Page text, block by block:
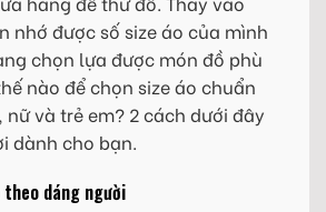
nhớ được số size áo của mình
chọn lựa được món đồ phù
nào để chọn size áo chuẩn
và trẻ em? 2 cách dưới đây
dành cho bạn.
theo dáng người